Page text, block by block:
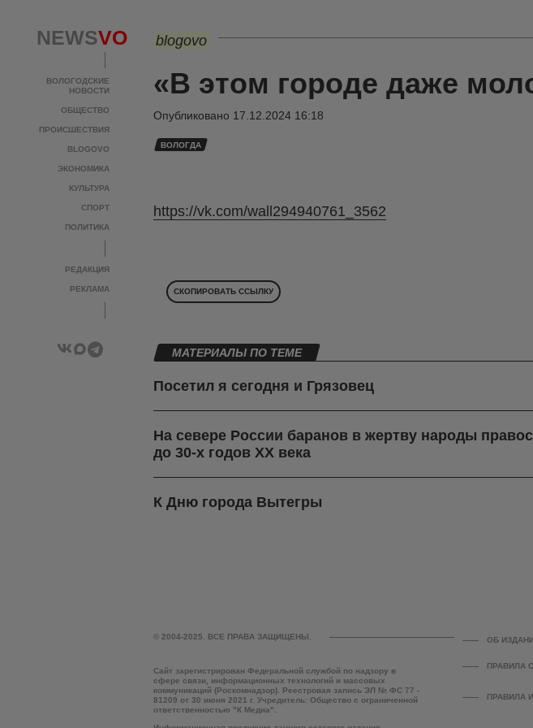
NEWSVO
ВОЛОГОДСКИЕ
НОВОСТИ
ОБЩЕСТВО
ПРОИСШЕСТВИЯ
BLOGOVO
ЭКОНОМИКА
КУЛЬТУРА
СПОРТ
ПОЛИТИКА
РЕДАКЦИЯ
РЕКЛАМА
blogovo
«В этом городе даже
Опубликовано 17.12.2024 16:18
ВОЛОГДА
https://vk.com/wall294940761_3562
СКОПИРОВАТЬ ССЫЛКУ
МАТЕРИАЛЫ ПО ТЕМЕ
Посетил я сегодня и Грязовец
На севере России баранов в жертву народы
до 30-х годов ХХ века
К Дню города Вытегры
© 2004-2025. ВСЕ ПРАВА ЗАЩИЩЕНЫ.
Сайт зарегистрирован Федеральной службой по надзору в
сфере связи, информационных технологий и массовых
коммуникаций (Роскомнадзор). Реестровая запись ЭЛ № ФС 77 -
81209 от 30 июня 2021 г. Учредитель: Общество с ограниченной
ответственностью "К Медиа".
ОБ
ПРАВИЛА
ПРАВИЛА